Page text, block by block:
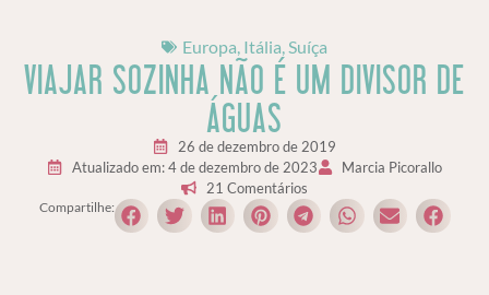
Europa Itália Suíça
VIAJAR SOZINHA NÃO É UM DIVISOR DE
ÁGUAS
26 de dezembro de 2019
Atualizado em: 4 de dezembro de 2023
Marcia Picorallo
21 Comentários
Compartilhe: